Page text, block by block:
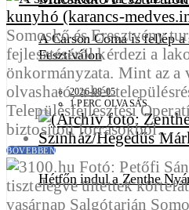
A Carson Coma is fellép
Fesztiválon
2026-08-05
1 PERC OLVASÁS
Hétfőn indul a Zenthe
Somoskő és Eresztvény
fejlesztéséről kérdezi a
önkormányzata. Mint az a
olvasható, a két
Településfejlesztési
biztosított forrásokból…
BŐVEBBEN